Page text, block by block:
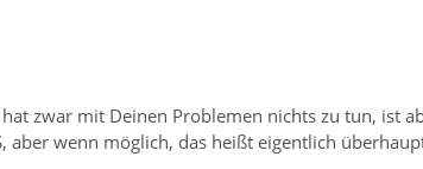
zwar mit Deinen Problemen nichts zu tun, ist
aber wenn möglich, das heißt eigentlich